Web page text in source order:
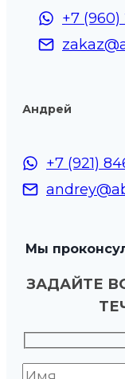
+7 (960)
Андрей
+7 (921)
Мы
ЗАДАЙТЕ